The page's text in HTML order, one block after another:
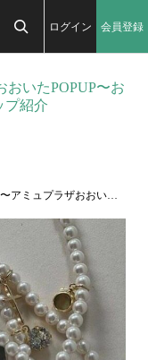

ログイン 会員登録
おいたPOPUP〜お
プ紹介
たPOPUP〜おめかしスタンドのショップ紹介